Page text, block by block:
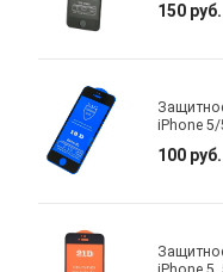
150 руб.
iPhone 5/
100 руб.